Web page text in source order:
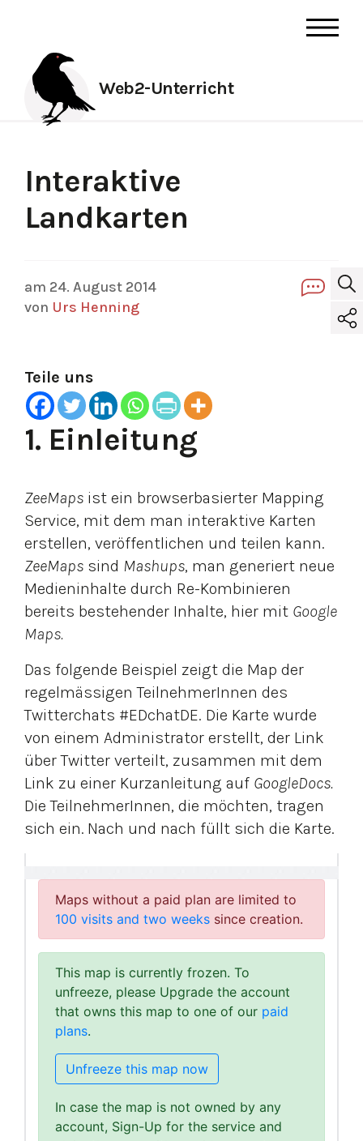
Web2-Unterricht
Interaktive
Landkarten
am 24. August 2014
von Urs Henning
0
Teile uns
1. Einleitung
ZeeMaps ist ein browserbasierter Mapping
Service, mit dem man interaktive Karten
erstellen, veröffentlichen und teilen kann.
ZeeMaps sind Mashups, man generiert neue
Medieninhalte durch Re-Kombinieren
bereits bestehender Inhalte, hier mit Google
Maps.
Das folgende Beispiel zeigt die Map der
regelmässigen TeilnehmerInnen des
Twitterchats #EDchatDE. Die Karte wurde
von einem Administrator erstellt, der Link
über Twitter verteilt, zusammen mit dem
Link zu einer Kurzanleitung auf GoogleDocs.
Die TeilnehmerInnen, die möchten, tragen
sich ein. Nach und nach füllt sich die Karte.